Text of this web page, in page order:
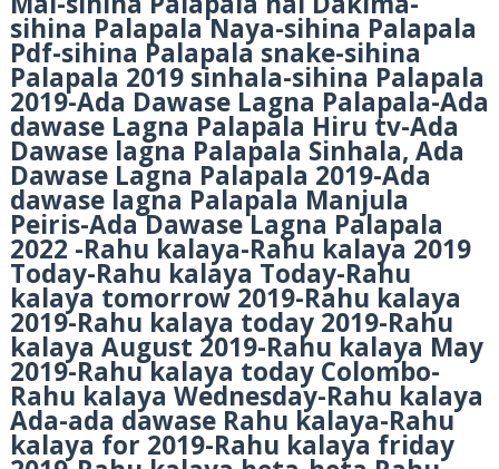
sihina Palapala Naya-sihina Palapala
Pdf-sihina Palapala snake-sihina
Palapala 2019 sinhala-sihina Palapala
2019-Ada Dawase Lagna Palapala-Ada
dawase Lagna Palapala Hiru tv-Ada
Dawase lagna Palapala Sinhala, Ada
Dawase Lagna Palapala 2019-Ada
dawase lagna Palapala Manjula
Peiris-Ada Dawase Lagna Palapala
2022 -Rahu kalaya-Rahu kalaya 2019
Today-Rahu kalaya Today-Rahu
kalaya tomorrow 2019-Rahu kalaya
2019-Rahu kalaya today 2019-Rahu
kalaya August 2019-Rahu kalaya May
2019-Rahu kalaya today Colombo-
Rahu kalaya Wednesday-Rahu kalaya
Ada-ada dawase Rahu kalaya-Rahu
kalaya for 2019-Rahu kalaya friday